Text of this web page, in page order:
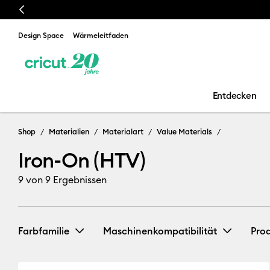
Previous
Design Space Wärmeleitfaden
Entdecken
Shop Materialien Materialart Value Materials
Iron-On (HTV)
9 von 9 Ergebnissen
Farbfamilie Maschinenkompatibilität